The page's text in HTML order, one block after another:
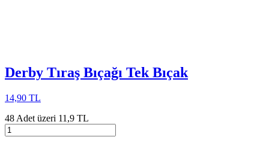
Derby Tıraş Bıçağı Tek Bıçak
14,90 TL
48 Adet üzeri 11,9 TL